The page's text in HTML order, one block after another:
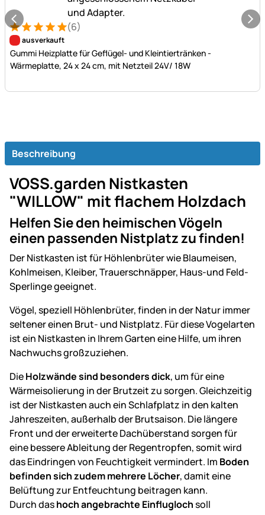
Bewertung: 5 von 5 (6 Bewertungen)
6 Bewertungen
(6)
ausverkauft
Gummi Heizplatte für Geflügel- und Kleintiertränken -
Wärmeplatte, 24 x 24 cm, mit Netzteil 24V/ 18W
Beschreibung
VOSS.garden Nistkasten
"WILLOW" mit flachem Holzdach
Helfen Sie den heimischen Vögeln
einen passenden Nistplatz zu finden!
Der Nistkasten ist für Höhlenbrüter wie Blaumeisen,
Kohlmeisen, Kleiber, Trauerschnäpper, Haus-und Feld-
Sperlinge geeignet.
Vögel, speziell Höhlenbrüter, finden in der Natur immer
seltener einen Brut- und Nistplatz. Für diese Vogelarten
ist ein Nistkasten in Ihrem Garten eine Hilfe, um ihren
Nachwuchs großzuziehen.
DieHolzwände sind besonders dick, um für eine
Wärmeisolierung in der Brutzeit zu sorgen. Gleichzeitig
ist der Nistkasten auch ein Schlafplatz in den kalten
Jahreszeiten, außerhalb der Brutsaison. Die längere
Front und der erweiterte Dachüberstand sorgen für
eine bessere Ableitung der Regentropfen, somit wird
das Eindringen von Feuchtigkeit vermindert. Im Boden
befinden sich zudem mehrere Löcher, damit eine
Belüftung zur Entfeuchtung beitragen kann.
Durch dashoch angebrachte Einfluglochsoll